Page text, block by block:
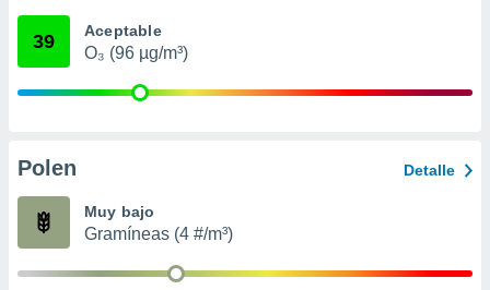
mediante
publicidad
de
39 Aceptable
O₃ (96 µg/m³)
Polen Detalle
Muy bajo
Gramíneas (4 #/m³)